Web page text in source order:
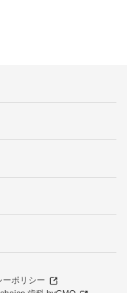
ーポリシー